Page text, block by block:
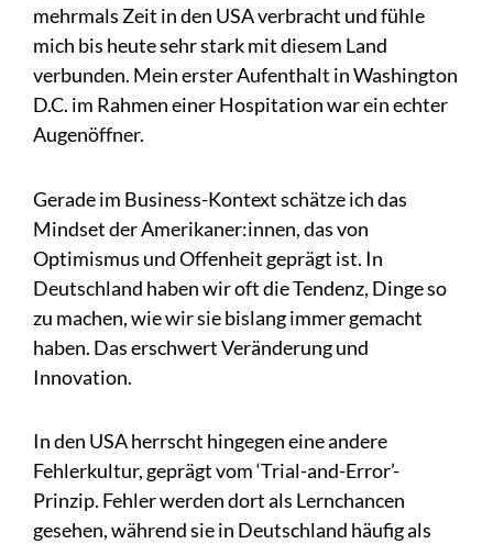
mehrmals Zeit in den USA verbracht und fühle
mich bis heute sehr stark mit diesem Land
verbunden. Mein erster Aufenthalt in Washington
D.C. im Rahmen einer Hospitation war ein echter
Augenöffner.
Gerade im Business-Kontext schätze ich das
Mindset der Amerikaner:innen, das von
Optimismus und Offenheit geprägt ist. In
Deutschland haben wir oft die Tendenz, Dinge so
zu machen, wie wir sie bislang immer gemacht
haben. Das erschwert Veränderung und
Innovation.
In den USA herrscht hingegen eine andere
Fehlerkultur, geprägt vom ‘Trial-and-Error’-
Prinzip. Fehler werden dort als Lernchancen
gesehen, während sie in Deutschland häufig als